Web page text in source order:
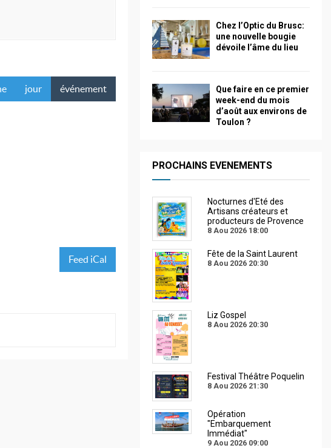
jour événement
Feed iCal
Chez l’Optic du Brusc:
une nouvelle bougie
dévoile l’âme du lieu
Que faire en ce premier
week-end du mois
d’août aux environs de
Toulon ?
PROCHAINS EVENEMENTS
Nocturnes d'Eté des
Artisans créateurs et
producteurs de Provence
8 Aou 2026 18:00
Fête de la Saint Laurent
8 Aou 2026 20:30
Liz Gospel
8 Aou 2026 20:30
Festival Théâtre Poquelin
8 Aou 2026 21:30
Opération
"Embarquement
Immédiat"
9 Aou 2026 09:00